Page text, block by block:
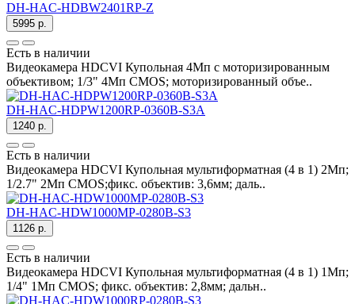
DH-HAC-HDBW2401RP-Z
5995 р.
Есть в наличии
Видеокамера HDCVI Купольная 4Мп c моторизированным
объективом; 1/3" 4Mп CMOS; моторизированный объе..
DH-HAC-HDPW1200RP-0360B-S3A
1240 р.
Есть в наличии
Видеокамера HDCVI Купольная мультиформатная (4 в 1) 2Мп;
1/2.7" 2Mп CMOS;фикс. объектив: 3,6мм; даль..
DH-HAC-HDW1000MP-0280B-S3
1126 р.
Есть в наличии
Видеокамера HDCVI Купольная мультиформатная (4 в 1) 1Мп;
1/4" 1Mп CMOS; фикс. объектив: 2,8мм; дальн..